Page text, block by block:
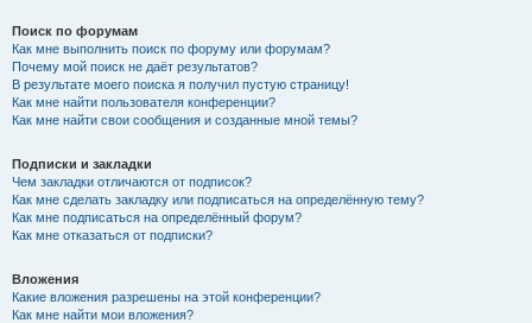
Поиск по форумам
Как мне выполнить поиск по форуму или форумам?
Почему мой поиск не даёт результатов?
В результате моего поиска я получил пустую страницу!
Как мне найти пользователя конференции?
Как мне найти свои сообщения и созданные мной темы?
Подписки и закладки
Чем закладки отличаются от подписок?
Как мне сделать закладку или подписаться на определённую тему?
Как мне подписаться на определённый форум?
Как мне отказаться от подписки?
Вложения
Какие вложения разрешены на этой конференции?
Как мне найти мои вложения?